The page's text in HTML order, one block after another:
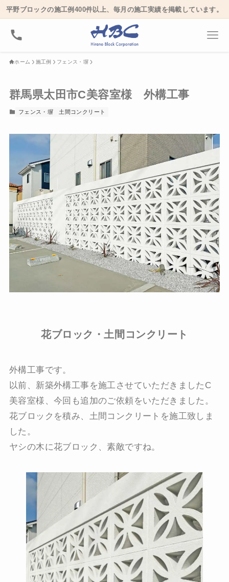
平野ブロックの施工例400件以上、毎月の施工実績を掲載しています。
ホーム 施工例 フェンス・塀
群馬県太田市C美容室様 外構工事
フェンス・塀 土間コンクリート
花ブロック・土間コンクリート
外構工事です。
以前、新築外構工事を施工させていただきましたC
美容室様、今回も追加のご依頼をいただきました。
花ブロックを積み、土間コンクリートを施工致しま
した。
ヤシの木に花ブロック、素敵ですね。